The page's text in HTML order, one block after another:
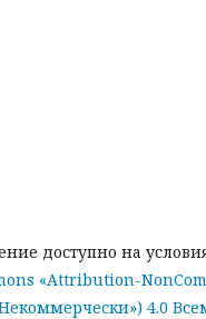
доступно на
«Attribution-
4.0